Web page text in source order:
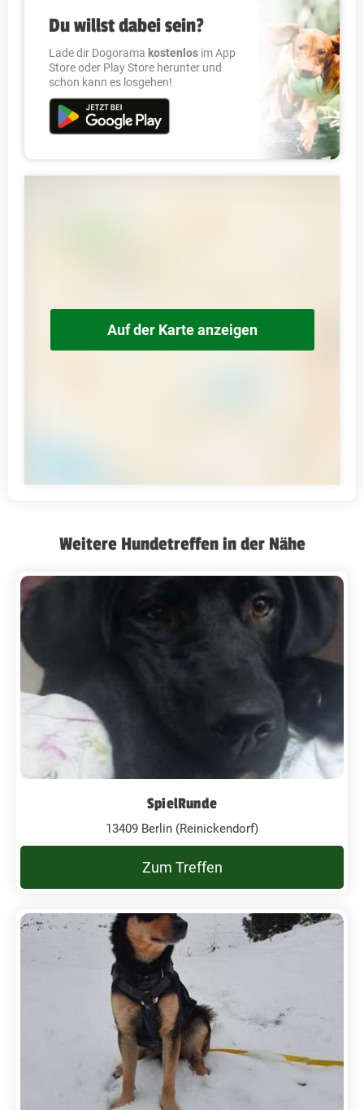
Du willst dabei sein?
Lade dir Dogorama kostenlos im App
Store oder Play Store herunter und
schon kann es losgehen!
Auf der Karte anzeigen
Weitere Hundetreffen in der Nähe
SpielRunde
13409 Berlin (Reinickendorf)
Zum Treffen